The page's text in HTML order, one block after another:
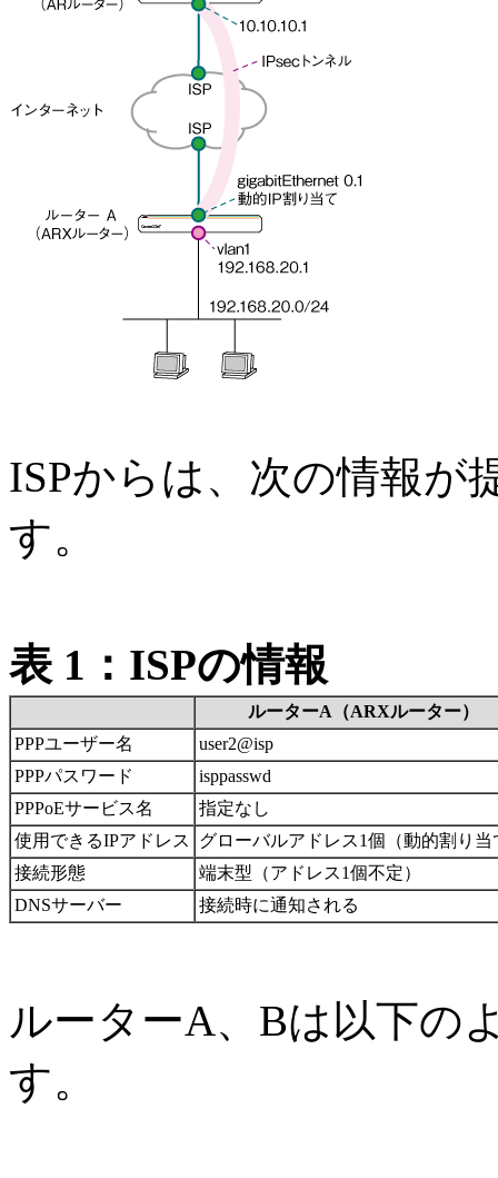
ISPからは、次の情報が
す。
表 1：ISPの情報
ルーターA（ARXルーター）
PPPユーザー名
user2@isp
PPPパスワード
isppasswd
PPPoEサービス名
指定なし
使用できるIPアドレス
グローバルアドレス1個（動的割り当
接続形態
端末型（アドレス1個不定）
DNSサーバー
接続時に通知される
ルーターA、Bは以下の
す。